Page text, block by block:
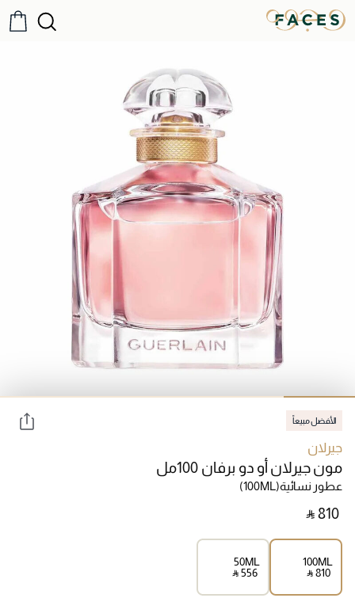
الأفضل مبيعاً
جيرلان
مون جيرلان أو دو برفان 100مل
عطور نسائية(100ML)
‎ ⃁ ⁦810⁩ ‎
100ML
‎ ⃁ ⁦810⁩ ‎
50ML
‎ ⃁ ⁦556⁩ ‎